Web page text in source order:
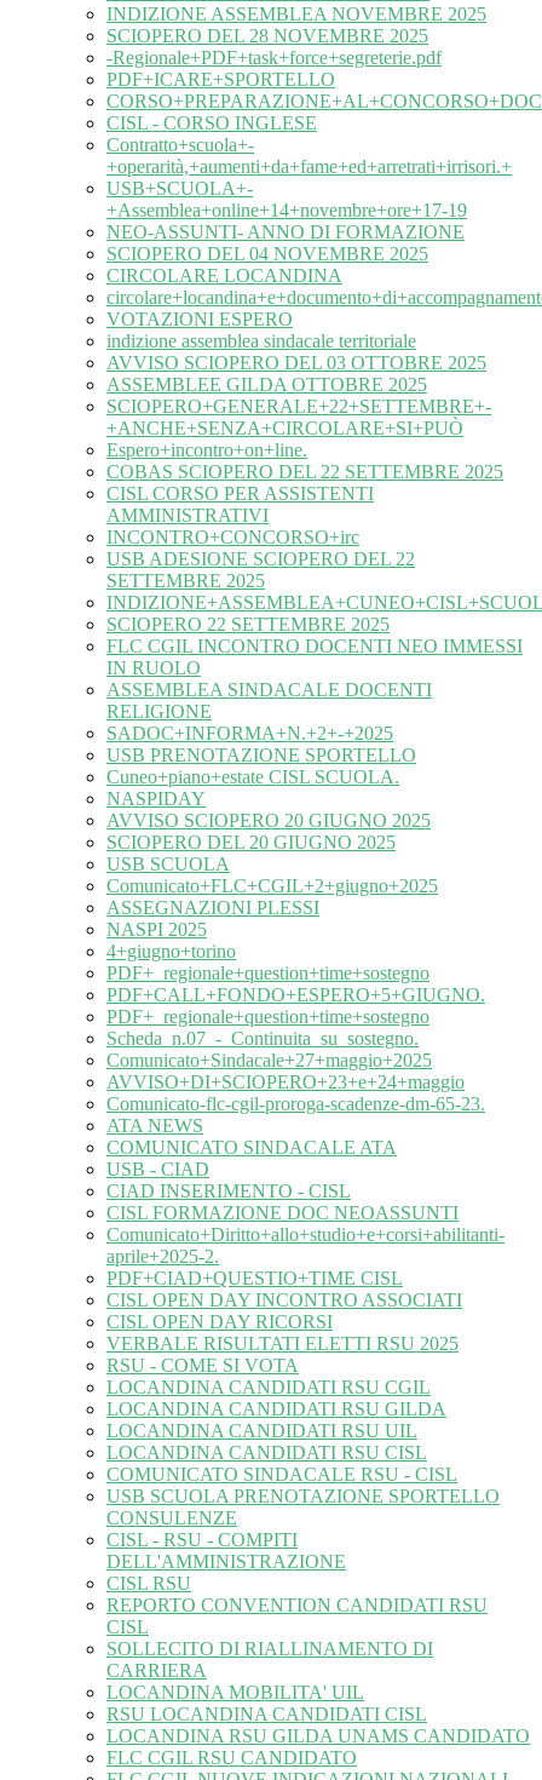
INDIZIONE ASSEMBLEA NOVEMBRE 2025
SCIOPERO DEL 28 NOVEMBRE 2025
-Regionale+PDF+task+force+segreterie.pdf
PDF+ICARE+SPORTELLO
CISL - CORSO INGLESE
Contratto+scuola+-
+operarità,+aumenti+da+fame+ed+arretrati+irrisori.+
USB+SCUOLA+-
+Assemblea+online+14+novembre+ore+17-19
NEO-ASSUNTI- ANNO DI FORMAZIONE
SCIOPERO DEL 04 NOVEMBRE 2025
CIRCOLARE LOCANDINA
VOTAZIONI ESPERO
indizione assemblea sindacale territoriale
AVVISO SCIOPERO DEL 03 OTTOBRE 2025
ASSEMBLEE GILDA OTTOBRE 2025
SCIOPERO+GENERALE+22+SETTEMBRE+-
+ANCHE+SENZA+CIRCOLARE+SI+PUÒ
Espero+incontro+on+line.
COBAS SCIOPERO DEL 22 SETTEMBRE 2025
CISL CORSO PER ASSISTENTI
AMMINISTRATIVI
INCONTRO+CONCORSO+irc
USB ADESIONE SCIOPERO DEL 22
SETTEMBRE 2025
SCIOPERO 22 SETTEMBRE 2025
FLC CGIL INCONTRO DOCENTI NEO IMMESSI
IN RUOLO
ASSEMBLEA SINDACALE DOCENTI
RELIGIONE
SADOC+INFORMA+N.+2+-+2025
USB PRENOTAZIONE SPORTELLO
Cuneo+piano+estate CISL SCUOLA.
NASPIDAY
AVVISO SCIOPERO 20 GIUGNO 2025
SCIOPERO DEL 20 GIUGNO 2025
USB SCUOLA
Comunicato+FLC+CGIL+2+giugno+2025
ASSEGNAZIONI PLESSI
NASPI 2025
4+giugno+torino
PDF+_regionale+question+time+sostegno
PDF+CALL+FONDO+ESPERO+5+GIUGNO.
PDF+_regionale+question+time+sostegno
Scheda_n.07_-_Continuita_su_sostegno.
Comunicato+Sindacale+27+maggio+2025
AVVISO+DI+SCIOPERO+23+e+24+maggio
Comunicato-flc-cgil-proroga-scadenze-dm-65-23.
ATA NEWS
COMUNICATO SINDACALE ATA
USB - CIAD
CIAD INSERIMENTO - CISL
CISL FORMAZIONE DOC NEOASSUNTI
Comunicato+Diritto+allo+studio+e+corsi+abilitanti-
aprile+2025-2.
PDF+CIAD+QUESTIO+TIME CISL
CISL OPEN DAY INCONTRO ASSOCIATI
CISL OPEN DAY RICORSI
VERBALE RISULTATI ELETTI RSU 2025
RSU - COME SI VOTA
LOCANDINA CANDIDATI RSU CGIL
LOCANDINA CANDIDATI RSU GILDA
LOCANDINA CANDIDATI RSU UIL
LOCANDINA CANDIDATI RSU CISL
COMUNICATO SINDACALE RSU - CISL
USB SCUOLA PRENOTAZIONE SPORTELLO
CONSULENZE
CISL - RSU - COMPITI
DELL'AMMINISTRAZIONE
CISL RSU
REPORTO CONVENTION CANDIDATI RSU
CISL
SOLLECITO DI RIALLINAMENTO DI
CARRIERA
LOCANDINA MOBILITA' UIL
RSU LOCANDINA CANDIDATI CISL
LOCANDINA RSU GILDA UNAMS CANDIDATO
FLC CGIL RSU CANDIDATO